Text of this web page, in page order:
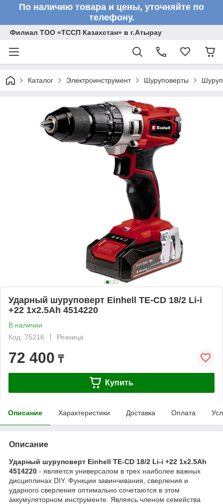
По наличию товара и цены, уточняйте по
телефону.
Филиал ТОО «ТССП Казахстан» в г.Атырау
Каталог Электроинструмент Шуруповерты
Ударный шуруповерт Einhell TE-CD 18/2 Li-i
+22 1x2.5Ah 4514220
В наличии
Код: 75216
Розница
72 400 ₸
Купить
Описание Характеристики Доставка Оплата
Описание
Ударный шуруповерт Einhell TE-CD 18/2 Li-i +22 1x2.5Ah
4514220 - является универсалом в трех наиболее важных
дисциплинах DIY. Функции завинчивания, сверления и
ударного сверления оптимально сочетаются в этом
аккумуляторном инструменте. Являясь членом семейства